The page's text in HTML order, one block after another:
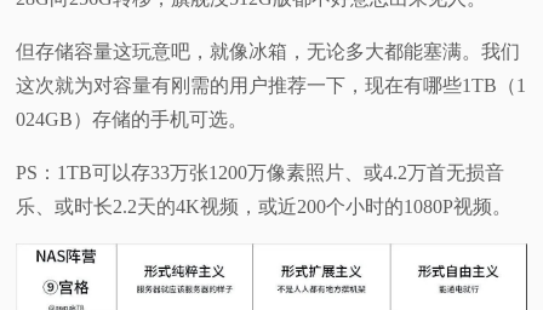
讯
测
但存储容量这玩意吧，就像冰箱，无论多大都能塞满。我们
这次就为对容量有刚需的用户推荐一下，现在有哪些1TB（1
024GB）存储的手机可选。
PS：1TB可以存33万张1200万像素照片、或4.2万首无损音
乐、或时长2.2天的4K视频，或近200个小时的1080P视频。